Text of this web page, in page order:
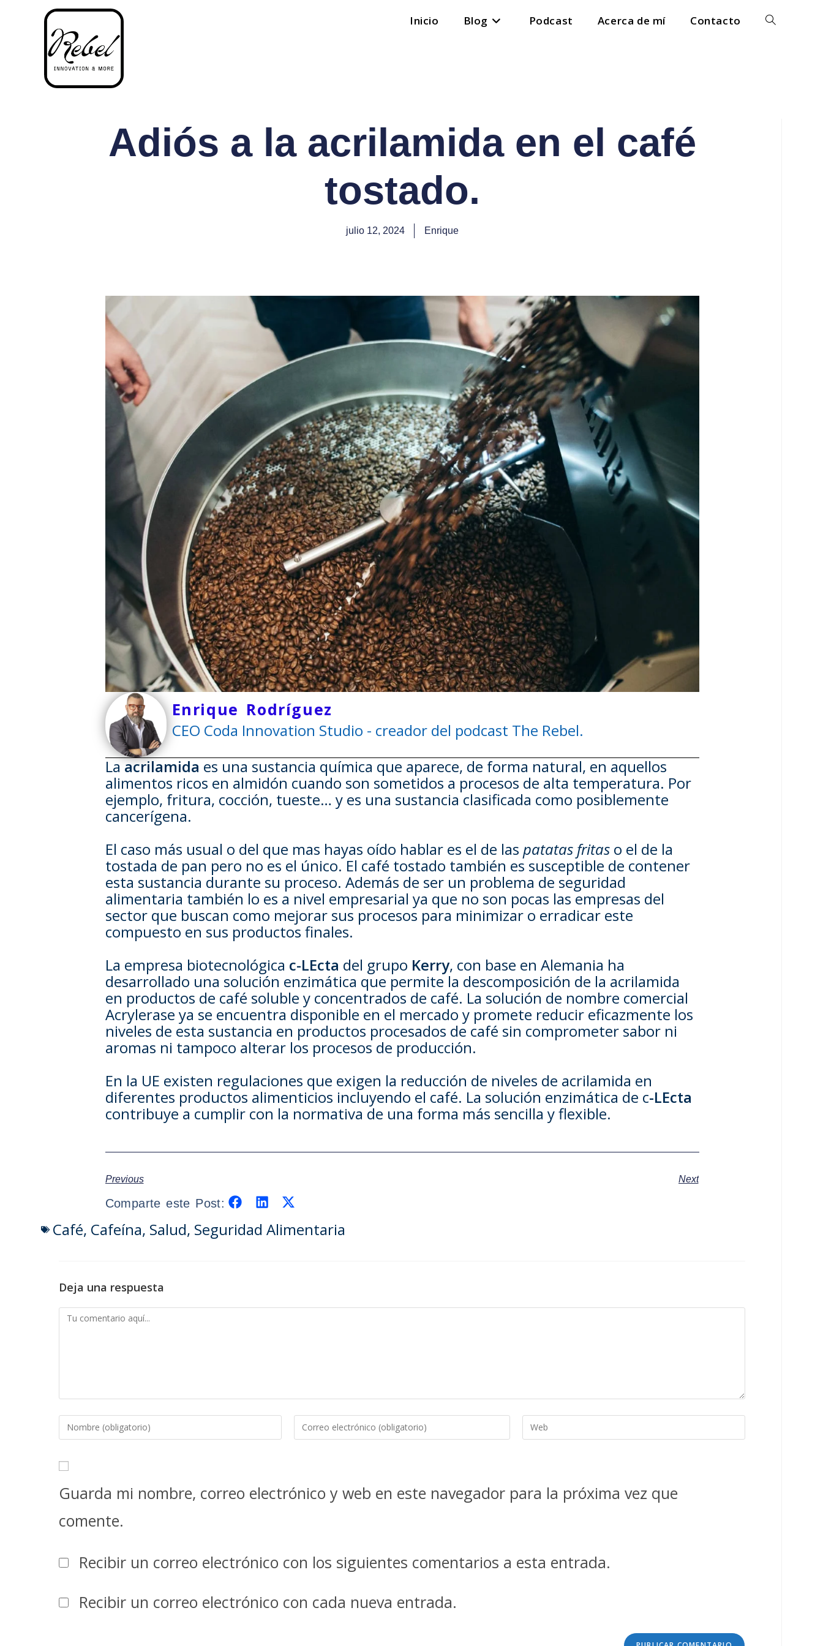
Inicio Blog Podcast Acerca de mí Contacto
Adiós a la acrilamida en el café
tostado.
julio 12, 2024 Enrique
Enrique Rodríguez
CEO Coda Innovation Studio - creador del podcast The Rebel.
Laacrilamida es una sustancia química que aparece, de forma natural, en aquellos
alimentos ricos en almidón cuando son sometidos a procesos de alta temperatura. Por
ejemplo, fritura, cocción, tueste… y es una sustancia clasificada como posiblemente
cancerígena.
El caso más usual o del que mas hayas oído hablar es el de las patatas fritaso el de la
tostada de pan pero no es el único. El café tostado también es susceptible de contener
esta sustancia durante su proceso. Además de ser un problema de seguridad
alimentaria también lo es a nivel empresarial ya que no son pocas las empresas del
sector que buscan como mejorar sus procesos para minimizar o erradicar este
compuesto en sus productos finales.
La empresa biotecnológica c-LEcta del grupo Kerry, con base en Alemania ha
desarrollado una solución enzimática que permite la descomposición de la acrilamida
en productos de café soluble y concentrados de café. La solución de nombre comercial
Acrylerase ya se encuentra disponible en el mercado y promete reducir eficazmente los
niveles de esta sustancia en productos procesados de café sin comprometer sabor ni
aromas ni tampoco alterar los procesos de producción.
En la UE existen regulaciones que exigen la reducción de niveles de acrilamida en
diferentes productos alimenticios incluyendo el café. La solución enzimática de c-LEcta
contribuye a cumplir con la normativa de una forma más sencilla y flexible.
Previous Next
Comparte este Post:
Café, Cafeína, Salud, Seguridad Alimentaria
Deja una respuesta
Guarda mi nombre, correo electrónico y web en este navegador para la próxima vez que
comente.
Recibir un correo electrónico con los siguientes comentarios a esta entrada.
Recibir un correo electrónico con cada nueva entrada.